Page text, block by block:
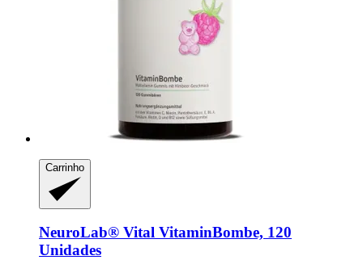
Carrinho
NeuroLab® Vital VitaminBombe, 120
Unidades